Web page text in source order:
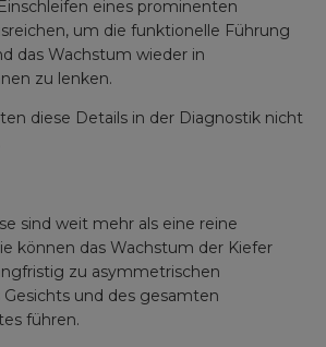
eines prominenten
um die funktionelle Führung
das Wachstum wieder in
zu lenken.
diese Details in der Diagnostik nicht
sind weit mehr als eine reine
können das Wachstum der Kiefer
zu asymmetrischen
und des gesamten
führen.